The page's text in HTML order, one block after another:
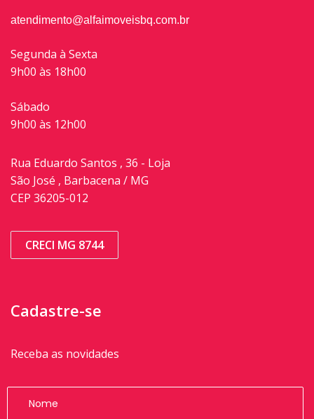
atendimento@alfaimoveisbq.com.br
Segunda à Sexta
9h00 às 18h00
Sábado
9h00 às 12h00
Rua Eduardo Santos , 36 - Loja
São José , Barbacena / MG
CEP 36205-012
CRECI MG 8744
Cadastre-se
Receba as novidades